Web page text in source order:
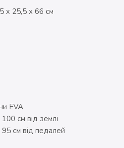
х 25,5 х 66 см
EVA
см від землі
см від педалей